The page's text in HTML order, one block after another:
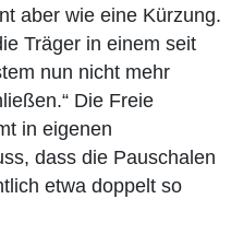
aber wie eine Kürzung.
Träger in einem seit
nun nicht mehr
Die Freie
in eigenen
dass die Pauschalen
etwa doppelt so